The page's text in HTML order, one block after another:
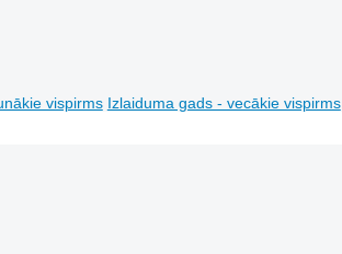
vispirms Izlaiduma gads - vecākie vispirms